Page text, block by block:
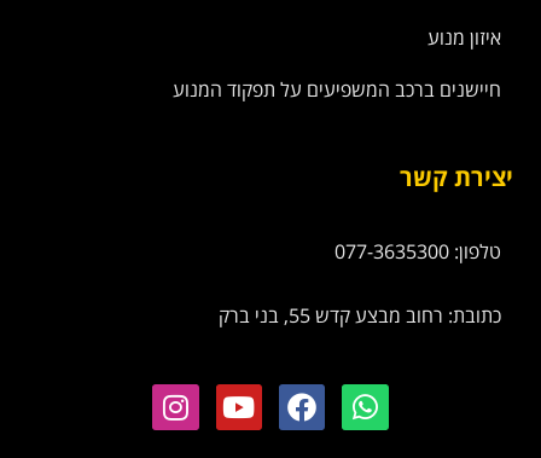
איזון מנוע
חיישנים ברכב המשפיעים על תפקוד המנוע
יצירת קשר
טלפון: 077-3635300
כתובת: רחוב מבצע קדש 55, בני ברק